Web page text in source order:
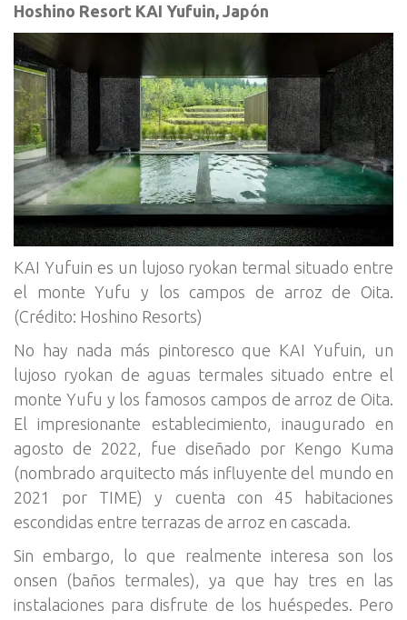
Hoshino Resort KAI Yufuin, Japón
KAI Yufuin es un lujoso ryokan termal situado entre
el monte Yufu y los campos de arroz de Oita.
(Crédito: Hoshino Resorts)
No hay nada más pintoresco que KAI Yufuin, un
lujoso ryokan de aguas termales situado entre el
monte Yufu y los famosos campos de arroz de Oita.
El impresionante establecimiento, inaugurado en
agosto de 2022, fue diseñado por Kengo Kuma
(nombrado arquitecto más influyente del mundo en
2021 por TIME) y cuenta con 45 habitaciones
escondidas entre terrazas de arroz en cascada.
Sin embargo, lo que realmente interesa son los
onsen (baños termales), ya que hay tres en las
instalaciones para disfrute de los huéspedes. Pero